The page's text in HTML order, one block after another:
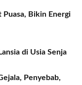
Puasa, Bikin Energi
di Usia Senja
Penyebab,